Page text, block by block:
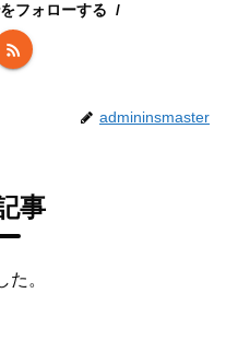
フォローする
admininsmaster
事
。